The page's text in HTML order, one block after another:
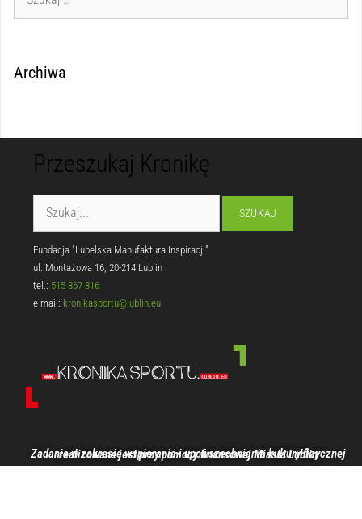
Archiwa
Przeszukaj Kronikę
Fundacja "Lubelska Manufaktura Inspiracji"
ul. Montażowa 16, 20-214 Lublin
tel.: 515 867 816
e-mail: kronikasportu@lublin.eu
Zadanie w zakresie wspierania i upowszechniania kultury fizycznej realizowane jest przy pomocy finansowej Miasta Lublin